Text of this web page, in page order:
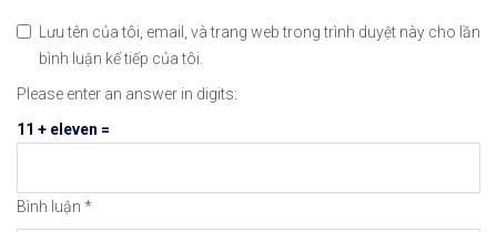
Lưu tên của tôi, email, và trang web trong trình duyệt này cho lần
bình luận kế tiếp của tôi.
Please enter an answer in digits:
11 + eleven =
Bình luận *